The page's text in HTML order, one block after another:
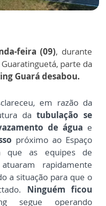
feira (09), durante
parte da
Guará desabou.
em razão da
datubulação se
de água e
próximo ao Espaço
que as equipes de
atuaram rapidamente
a situação para que o
Ninguém ficou
segue operando